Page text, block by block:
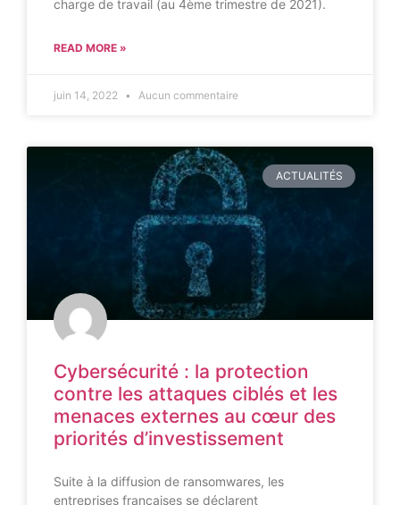
charge de travail (au 4ème trimestre de 2021).
READ MORE »
juin 14, 2022 Aucun commentaire
ACTUALITÉS
Cybersécurité : la protection
contre les attaques ciblés et les
menaces externes au cœur des
priorités d’investissement
Suite à la diffusion de ransomwares, les
entreprises françaises se déclarent